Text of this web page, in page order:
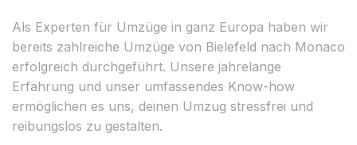
Als Experten für Umzüge in ganz Europa haben wir
bereits zahlreiche Umzüge von Bielefeld nach Monaco
erfolgreich durchgeführt. Unsere jahrelange
Erfahrung und unser umfassendes Know-how
ermöglichen es uns, deinen Umzug stressfrei und
reibungslos zu gestalten.